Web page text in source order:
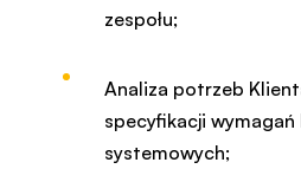
zespołu;
Analiza potrzeb
specyfikacji
systemowych;